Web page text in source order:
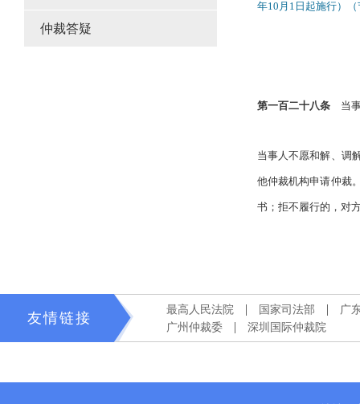
1
仲裁答疑
年10 月 1 日起施行）
第一百二十八条 当事
当事人不愿和解、调
他仲裁机构申请仲裁
书；拒不履行的，对
友情链接
最高人民法院 国家司法部
广
广州仲裁委
深圳国际仲裁院